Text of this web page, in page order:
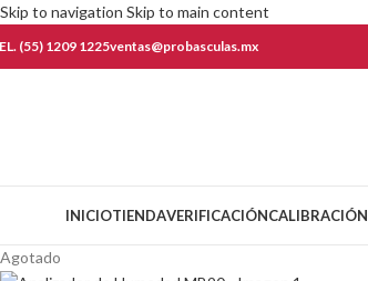
Skip to navigation Skip to main content
(55) 1209 1225ventas@probasculas.mx
INICIOTIENDAVERIFICACIÓNCALIBRACIÓN
Agotado